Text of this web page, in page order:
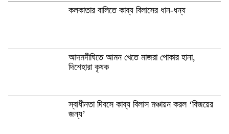
কলকাতার বালিতে কাব্য বিলাসের ধান-ধন্য
আদমদীঘিতে আমন খেতে মাজরা পোকার হানা,
দিশেহারা কৃষক
স্বাধীনতা দিবসে কাব্য বিলাস মঞ্চায়ন করল ‘বিজয়ের
জন্য’